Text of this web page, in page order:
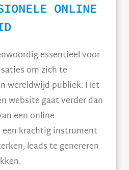
ONLINE
essentieel voor
om zich te
wereldwijd publiek. Het
website gaat verder dan
een online
krachtig instrument
leads te genereren